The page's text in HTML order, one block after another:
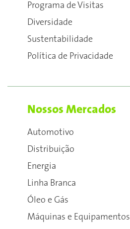
Programa de Visitas
Diversidade
Sustentabilidade
Política de Privacidade
Nossos Mercados
Automotivo
Distribuição
Energia
Linha Branca
Óleo e Gás
Máquinas e Equipamentos